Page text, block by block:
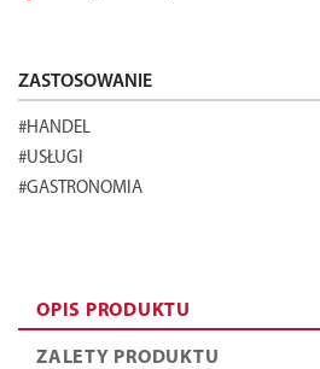
ZASTOSOWANIE
#HANDEL
#USŁUGI
#GASTRONOMIA
OPIS PRODUKTU
ZALETY PRODUKTU